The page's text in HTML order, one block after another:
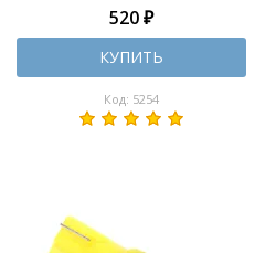
520 ₽
КУПИТЬ
Код: 5254